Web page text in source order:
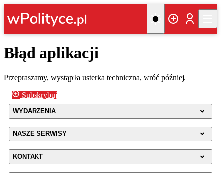
Błąd aplikacji
Przepraszamy, wystąpiła usterka techniczna, wróć później.
Subskrybuj
WYDARZENIA
NASZE SERWISY
KONTAKT